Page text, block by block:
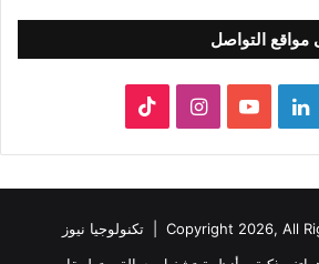
مواقع التواصل
لينكدإن‫YouTubeانستقرام
تكنولوجيا نيوز